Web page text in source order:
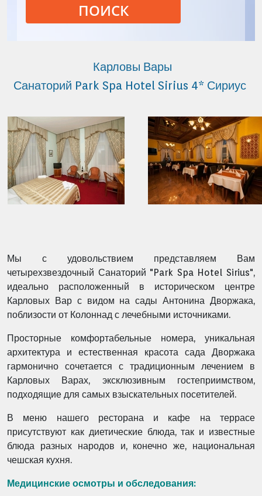
ПОИСК
Карловы Вары
Санаторий Park Spa Hotel Sirius 4* Сириус
Мы с удовольствием представляем Вам
четырехзвездочный Санаторий "Park Spa Hotel Sirius",
идеально расположенный в историческом центре
Карловых Вар с видом на сады Антонина Дворжака,
поблизости от Колоннад с лечебными источниками.
Просторные комфортабельные номера, уникальная
архитектура и естественная красота сада Дворжака
гармонично сочетается с традиционным лечением в
Карловых Варах, эксклюзивным гостеприимством,
подходящие для самых взыскательных посетителей.
В меню нашего ресторана и кафе на террасе
присутствуют как диетические блюда, так и известные
блюда разных народов и, конечно же, национальная
чешская кухня.
Медицинские осмотры и обследования: